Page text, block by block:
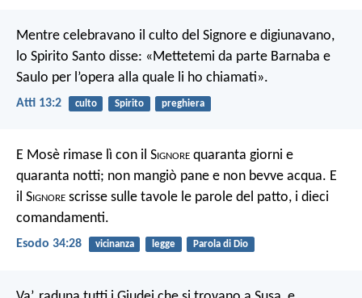
Mentre celebravano il culto del Signore e digiunavano,
lo Spirito Santo disse: «Mettetemi da parte Barnaba e
Saulo per l’opera alla quale li ho chiamati».
Atti 13:2 culto Spirito preghiera
E Mosè rimase lì con il Signore quaranta giorni e
quaranta notti; non mangiò pane e non bevve acqua. E
il Signore scrisse sulle tavole le parole del patto, i dieci
comandamenti.
Esodo 34:28 vicinanza legge Parola di Dio